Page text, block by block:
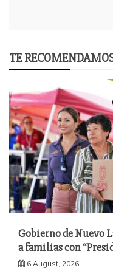
TE
Gobierno de Nuevo
a familias con
6 August, 2026